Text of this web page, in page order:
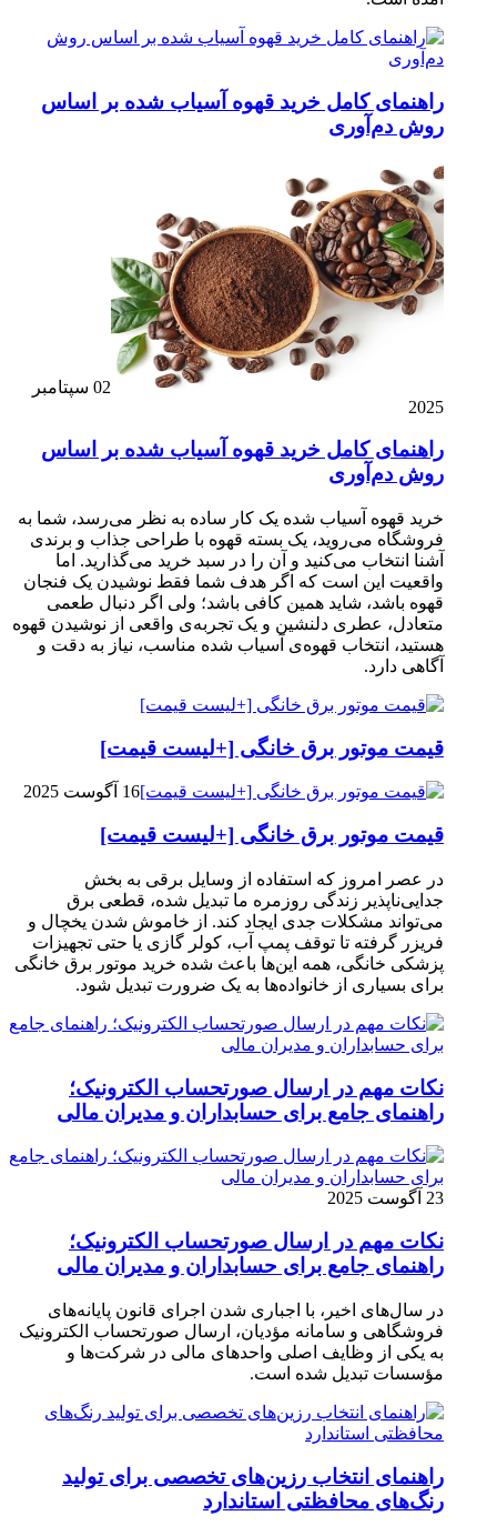
راهنمای کامل خرید قهوه آسیاب شده بر اساس
روش دم‌آوری
02 سپتامبر
2025
راهنمای کامل خرید قهوه آسیاب شده بر اساس
روش دم‌آوری
خرید قهوه آسیاب شده یک کار ساده به نظر می‌رسد، شما به
فروشگاه می‌روید، یک بسته قهوه با طراحی جذاب و برندی
آشنا انتخاب می‌کنید و آن را در سبد خرید می‌گذارید. اما
واقعیت این است که اگر هدف شما فقط نوشیدن یک فنجان
قهوه باشد، شاید همین کافی باشد؛ ولی اگر دنبال طعمی
متعادل، عطری دلنشین و یک تجربه‌ی واقعی از نوشیدن قهوه
هستید، انتخاب قهوه‌ی آسیاب شده مناسب، نیاز به دقت و
آگاهی دارد.
قیمت موتور برق خانگی [+لیست قیمت]
16 آگوست 2025
قیمت موتور برق خانگی [+لیست قیمت]
در عصر امروز که استفاده از وسایل برقی به بخش
جدایی‌ناپذیر زندگی روزمره ما تبدیل شده، قطعی برق
می‌تواند مشکلات جدی ایجاد کند. از خاموش شدن یخچال و
فریزر گرفته تا توقف پمپ آب، کولر گازی یا حتی تجهیزات
پزشکی خانگی، همه این‌ها باعث شده خرید موتور برق خانگی
برای بسیاری از خانواده‌ها به یک ضرورت تبدیل شود.
نکات مهم در ارسال صورتحساب الکترونیک؛
راهنمای جامع برای حسابداران و مدیران مالی
23 آگوست 2025
نکات مهم در ارسال صورتحساب الکترونیک؛
راهنمای جامع برای حسابداران و مدیران مالی
در سال‌های اخیر، با اجباری شدن اجرای قانون پایانه‌های
فروشگاهی و سامانه مؤدیان، ارسال صورتحساب الکترونیک
به یکی از وظایف اصلی واحدهای مالی در شرکت‌ها و
مؤسسات تبدیل شده است.
راهنمای انتخاب رزین‌های تخصصی برای تولید
رنگ‌های محافظتی استاندارد